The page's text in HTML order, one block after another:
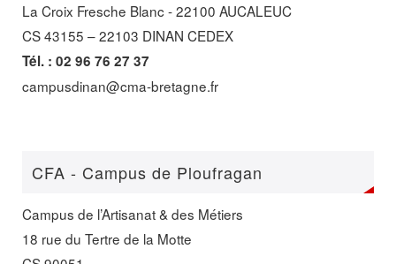
La Croix Fresche Blanc - 22100 AUCALEUC
CS 43155 – 22103 DINAN CEDEX
Tél. : 02 96 76 27 37
campusdinan@cma-bretagne.fr
CFA - Campus de Ploufragan
Campus de l’Artisanat & des Métiers
18 rue du Tertre de la Motte